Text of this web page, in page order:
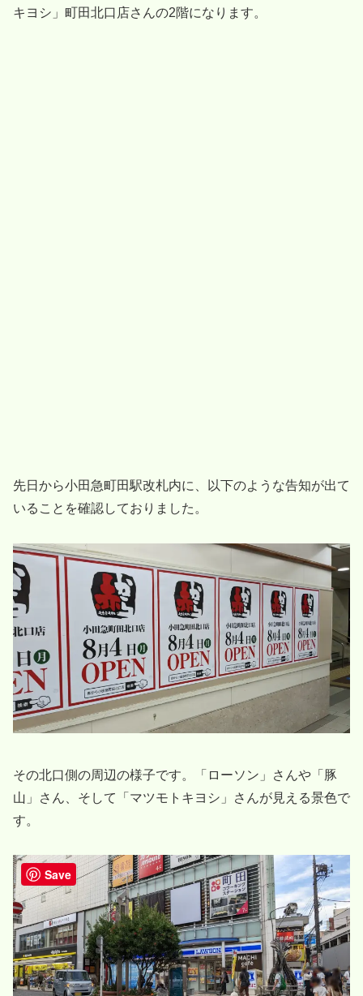
キヨシ」町田北口店さんの2階になります。
先日から小田急町田駅改札内に、以下のような告知が出て
いることを確認しておりました。
その北口側の周辺の様子です。「ローソン」さんや「豚
山」さん、そして「マツモトキヨシ」さんが見える景色で
す。
Save